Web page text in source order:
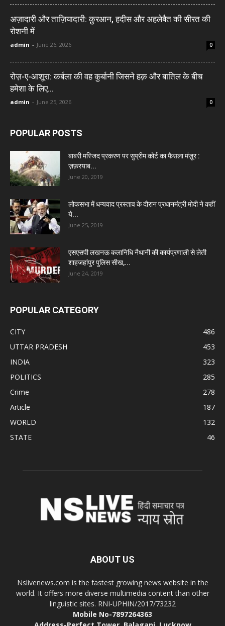
अज़ादारी और ताज़ियादारी: क़ुरआन, हदीस और अहलेबैत की सीरत की
रोशनी में
admin - June 26, 2026 0
रोज़-ए-आशूरा: कर्बला की वह कुर्बानी जिसने हक़ और बातिल के बीच
हमेशा के लिए...
admin - June 25, 2026 0
POPULAR POSTS
बाबरी मस्जिद प्रकरण पर सुप्रीम कोर्ट का फैसला मंज़ूर :
ज़फ़रयाब...
June 20, 2019
लोकसभा में धन्यवाद प्रस्ताव के दौरान प्रधानमंत्री मोदी ने कहीं
ये...
June 25, 2019
एसएसपी लखनऊ कलानिधि नैथानी की कार्यप्रणाली से लेती
शाहजहांपुर पुलिस सीख,...
June 24, 2019
POPULAR CATEGORY
CITY
486
UTTAR PRADESH
453
INDIA
323
POLITICS
285
Crime
278
Article
187
WORLD
132
STATE
46
ABOUT US
Nslivenews.com is the fastest growing news website in the
world. It offers more diverse multimedia content than other
linguistic sites. RNI-UPHIN/2017/73232
Mobile No-7897264363